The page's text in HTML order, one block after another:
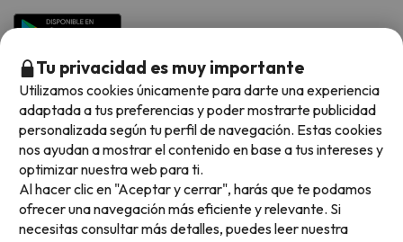
Métodos de pago disponibles
Tu privacidad es muy importante
Utilizamos cookies únicamente para darte una experiencia
adaptada a tus preferencias y poder mostrarte publicidad
personalizada según tu perfil de navegación. Estas cookies
nos ayudan a mostrar el contenido en base a tus intereses y
optimizar nuestra web para ti.
Al hacer clic en "Aceptar y cerrar", harás que te podamos
ofrecer una navegación más eficiente y relevante. Si
necesitas consultar más detalles, puedes leer nuestra